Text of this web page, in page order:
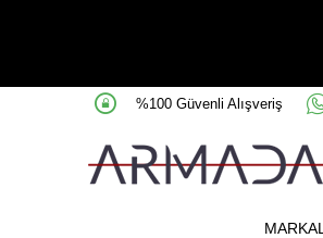
%100 Güvenli Alışveriş